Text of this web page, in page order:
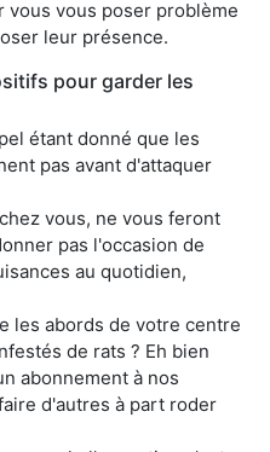
vous vous poser problème
leur présence.
pour garder les
étant donné que les
pas avant d'attaquer
vous, ne vous feront
pas l'occasion de
au quotidien,
les abords de votre centre
de rats ? Eh bien
abonnement à nos
d'autres à part roder